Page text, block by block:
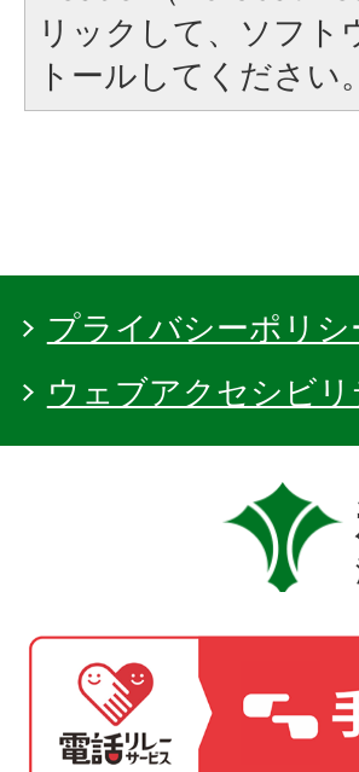
リックして、ソフ
トールしてください。
プライバシーポリシ
ウェブアクセシビリ